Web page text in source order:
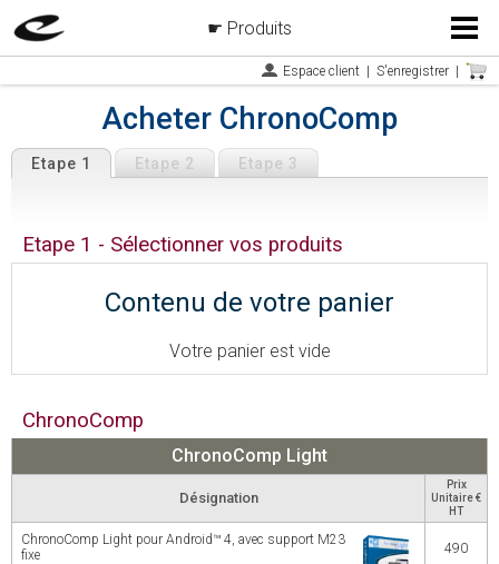
Menu
Espace client S'enregistrer
Acheter ChronoComp
Produits
Etape 1 Etape 2 Etape 3
Etape 1 - Sélectionner vos produits
Contenu de votre panier
Votre panier est vide
ChronoComp
ChronoComp Light
Désignation
Prix
Unitaire €
HT
ChronoComp Light pour Android™ 4, avec support M23
fixe
490